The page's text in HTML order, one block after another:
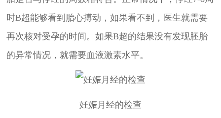
时B超能够看到胎心搏动，如果看不到，医生就需要
再次核对受孕的时间。如果B超的结果没有发现胚胎
的异常情况，就需要血液激素水平。
妊娠月经的检查